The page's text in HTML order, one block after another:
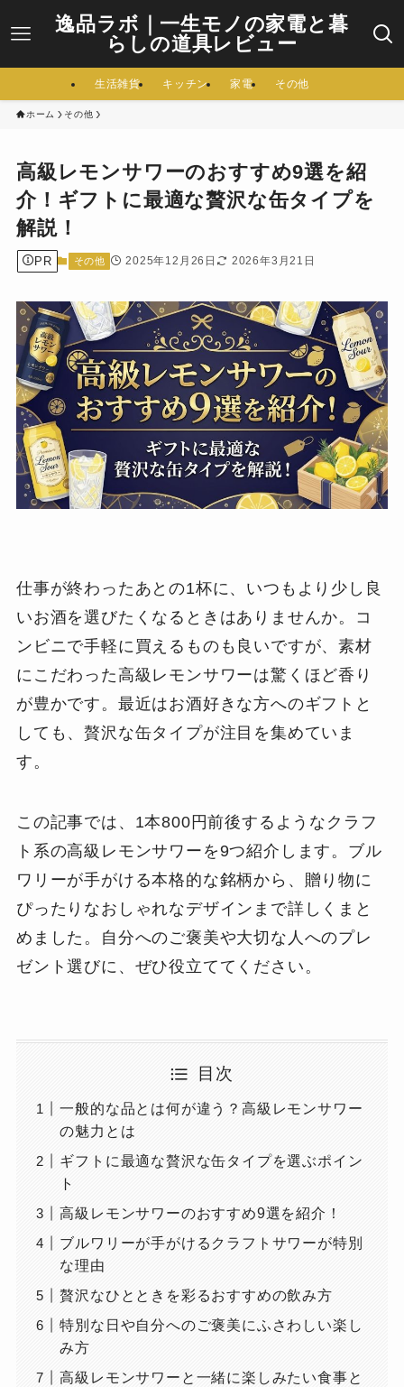
逸品ラボ｜一生モノの家電と暮
らしの道具レビュー
生活雑貨 キッチン 家電 その他
ホーム その他
高級レモンサワーのおすすめ9選を紹
介！ギフトに最適な贅沢な缶タイプを
解説！
PR その他 2025年12月26日 2026年3月21日
仕事が終わったあとの1杯に、いつもより少し良
いお酒を選びたくなるときはありませんか。コ
ンビニで手軽に買えるものも良いですが、素材
にこだわった高級レモンサワーは驚くほど香り
が豊かです。最近はお酒好きな方へのギフトと
しても、贅沢な缶タイプが注目を集めていま
す。
この記事では、1本800円前後するようなクラフ
ト系の高級レモンサワーを9つ紹介します。ブル
ワリーが手がける本格的な銘柄から、贈り物に
ぴったりなおしゃれなデザインまで詳しくまと
めました。自分へのご褒美や大切な人へのプレ
ゼント選びに、ぜひ役立ててください。
目次
一般的な品とは何が違う？高級レモンサワー
の魅力とは
ギフトに最適な贅沢な缶タイプを選ぶポイン
ト
高級レモンサワーのおすすめ9選を紹介！
ブルワリーが手がけるクラフトサワーが特別
な理由
贅沢なひとときを彩るおすすめの飲み方
特別な日や自分へのご褒美にふさわしい楽し
み方
高級レモンサワーと一緒に楽しみたい食事と